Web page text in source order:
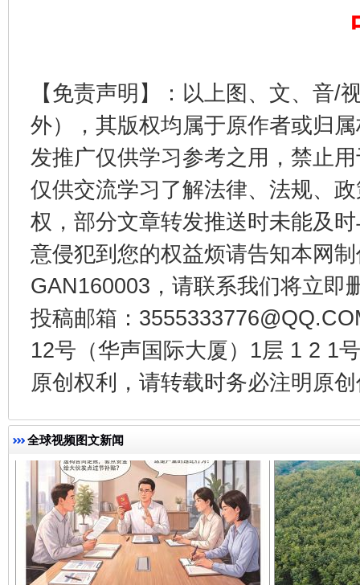
【免责声明】：以上图、文、音/
外），其版权均属于原作者或归
发推广仅供学习参考之用，禁止
仅供交流学习了解法律、法规、
权，部分文章转发推送时未能及
意侵犯到您的权益烦请告知本网
GAN160003，请联系我们将立即
投稿邮箱：
12号（华声国际大厦）1层 1 2 1
原创权利，请转载时务必注明原
全球视频图文新闻
东山县通报“牛蛙产品抗生素超标问题” 法
千年窑火 生生不息 一
揭开“小金库”的免责幌子